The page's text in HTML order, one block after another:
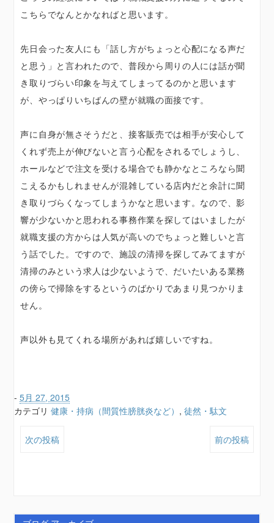
こちらでなんとかなればと思います。
先日会った友人にも「話し方がちょっと心配になる声だ
と思う」と言われたので、普段から周りの人には話が聞
き取りづらい印象を与えてしまってるのかと思います
が、やっぱりいちばんの壁が就職の面接です。
声に自身が無さそうだと、接客販売では相手が安心して
くれず売上が伸びないと言う心配をされるでしょうし、
ホールなどで注文を受ける場合でも静かなところなら聞
こえるかもしれませんが混雑している店内だと余計に聞
き取りづらくなってしまうかなと思います。なので、影
響が少ないかと思われる事務作業を探してはいましたが
就職支援の方からは人気が高いのでちょっと難しいと言
う話でした。ですので、施設の清掃を探してみてますが
清掃のみという求人は少ないようで、だいたいある業務
の傍らで掃除をするというのばかりであまり見つかりま
せん。
声以外も見てくれる場所があれば嬉しいですね。
-5月 27, 2015
カテゴリ健康・持病（間質性膀胱炎など） ,徒然・駄文
次の投稿 前の投稿